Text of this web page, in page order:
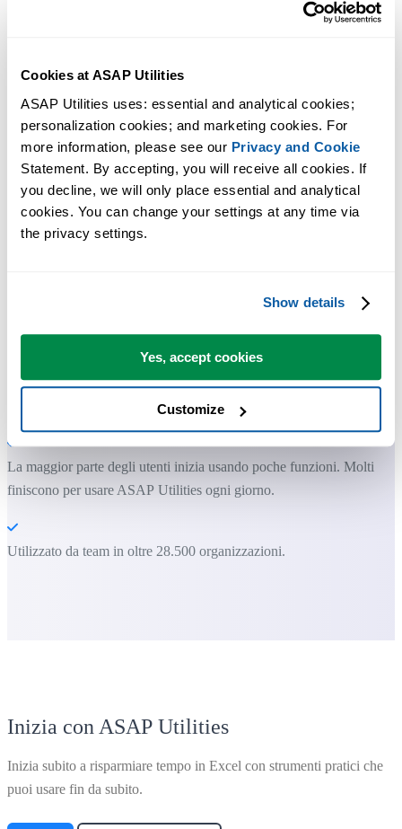
Cookies at ASAP Utilities
ASAP Utilities uses: essential and analytical cookies;
personalization cookies; and marketing cookies. For
more information, please see our Privacy and Cookie
Statement. By accepting, you will receive all cookies. If
you decline, we will only place essential and analytical
cookies. You can change your settings at any time via
the privacy settings.
Show details
Yes, accept cookies
Customize
Strumenti pratici che molti utenti di Excel vorrebbero integrati in
Excel.
Puoi iniziare subito. Nessuna formazione necessaria.
La maggior parte degli utenti inizia usando poche funzioni. Molti
finiscono per usare ASAP Utilities ogni giorno.
Utilizzato da team in oltre 28.500 organizzazioni.
Inizia con ASAP Utilities
Inizia subito a risparmiare tempo in Excel con strumenti pratici che
puoi usare fin da subito.